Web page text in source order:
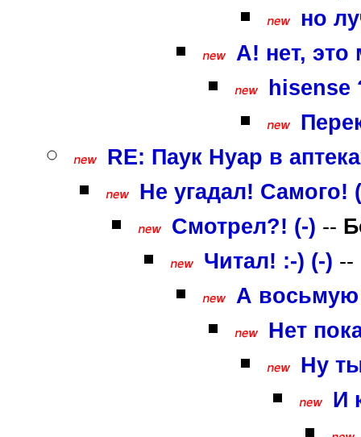
но
А! нет, это
hisense
RE: Паук Нуар в
Не угадал! Самого!
Смотрел?! (-) --
Читал! :-) (-) --
А восьмую
Нет
Ну
И